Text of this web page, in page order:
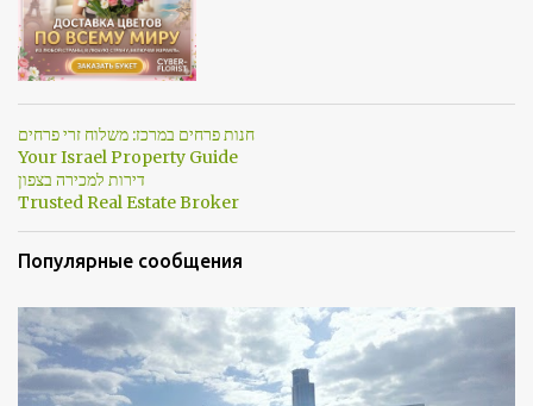
חנות פרחים במרכז: משלוח זרי פרחים
Your Israel Property Guide
דירות למכירה בצפון
Trusted Real Estate Broker
Популярные сообщения